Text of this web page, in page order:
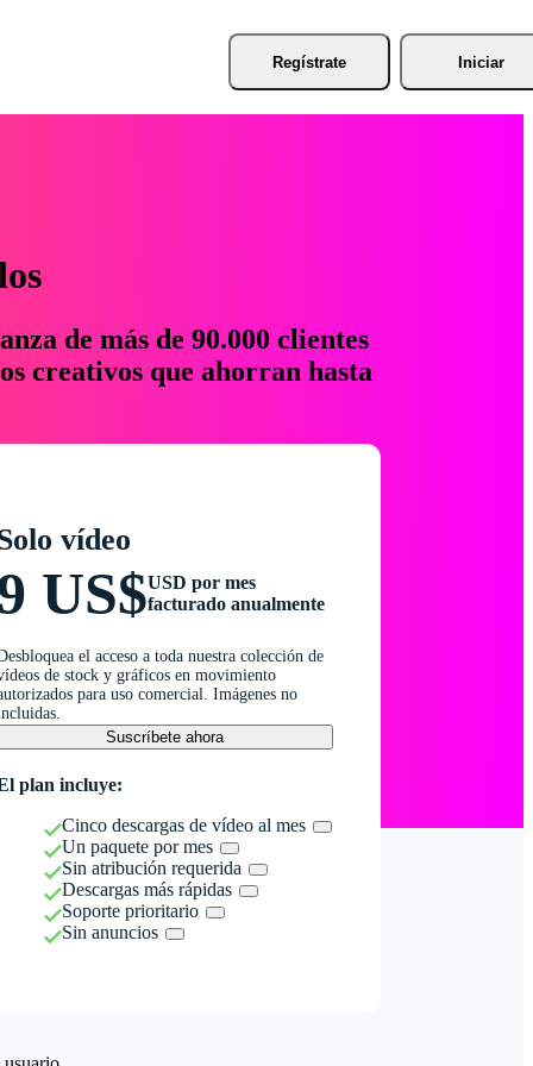
Regístrate Iniciar
de más de 90.000 clientes
creativos que ahorran hasta
vídeo
US$USD por mes
facturado anualmente
el acceso a toda nuestra colección de
de stock y gráficos en movimiento
para uso comercial. Imágenes no
Suscríbete ahora
plan incluye:
Cinco descargas de vídeo al mes
Un paquete por mes
Sin atribución requerida
Descargas más rápidas
Soporte prioritario
Sin anuncios